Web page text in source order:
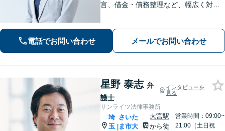
言、借金・債務整理など、幅広く対応
いたしますので、お気軽にご相談くだ
さい。【電話相談可】【休日・夜間対
電話でお問い合わせ メールでお問い合わせ
星野 泰志 弁
護士
インタビューを
見る
サンライツ法律事務所
埼
玉 |
さいた
ま市大
大宮駅
から徒
営業時間：09:00~
21:00（土日祝